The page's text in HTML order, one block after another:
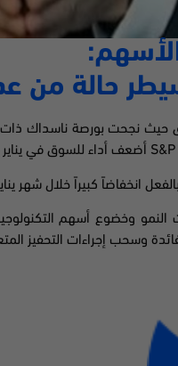
الأسهم:
حالة من
تقلبات لا تصدق حيث نجحت بورصة
أضعف أداء للسوق في يناير منذ
كبيراً خلال شهر يناير
وخضوع أسهم
وسحب إجراءات التحفيز